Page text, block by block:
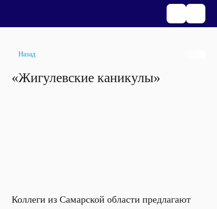
Назад
«Жигулевские каникулы»
Коллеги из Самарской области предлагают